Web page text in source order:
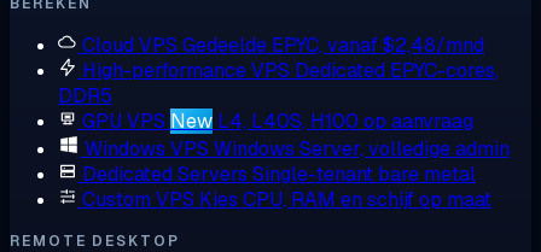
Cloud VPS Gedeelde EPYC, vanaf $2,48/mnd
High-performance VPS Dedicated EPYC-cores,
DDR5
GPU VPS New L4, L40S, H100 op aanvraag
Windows VPS Windows Server, volledige admin
Dedicated Servers Single-tenant bare metal
Custom VPS Kies CPU, RAM en schijf op maat
REMOTE DESKTOP